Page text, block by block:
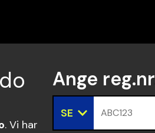
. Vi har
Ange reg.nr
SE ABC123